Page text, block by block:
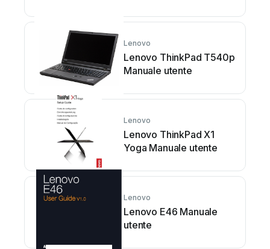
Lenovo
Lenovo ThinkPad T540p
Manuale utente
Lenovo
Lenovo ThinkPad X1
Yoga Manuale utente
Lenovo
Lenovo E46 Manuale
utente